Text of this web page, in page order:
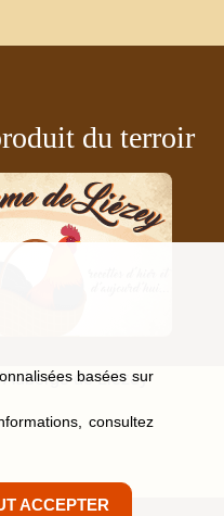
basées sur
consultez
ACCEPTER
du terroir